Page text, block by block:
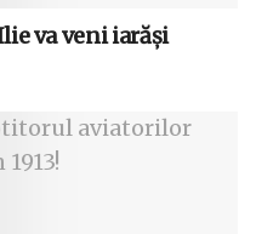
va veni iarăși